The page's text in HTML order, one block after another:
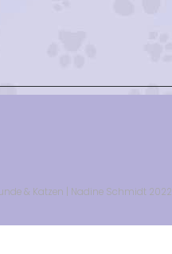
& Katzen | Nadine Schmidt 2022.